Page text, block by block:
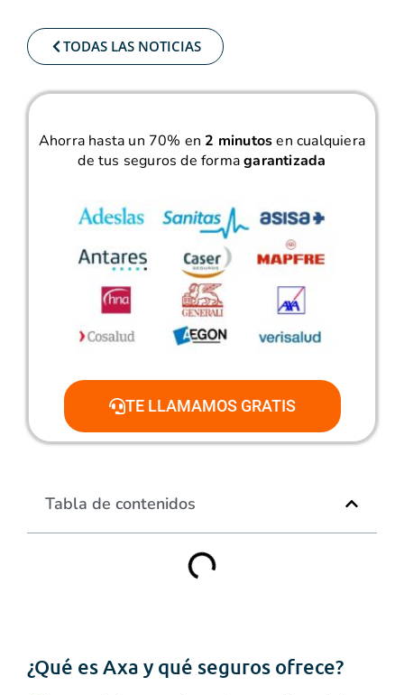
¿Qué es Axa y qué seguros ofrece?
TODAS LAS NOTICIAS
Ahorra hasta un 70% en 2 minutosen cualquiera
de tus seguros de formagarantizada
TE LLAMAMOS GRATIS
Tabla de contenidos